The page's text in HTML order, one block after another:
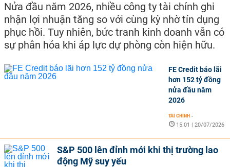
Nửa đầu năm 2026, nhiều công ty tài chính ghi
nhận lợi nhuận tăng so với cùng kỳ nhờ tín dụng
phục hồi. Tuy nhiên, bức tranh kinh doanh vẫn có
sự phân hóa khi áp lực dự phòng còn hiện hữu.
FE Credit báo lãi
hơn 152 tỷ đồng
nửa đầu năm
2026
TÀI CHÍNH -
15:01 | 20/07/2026
S&P 500 lên đỉnh mới khi thị trường lao
động Mỹ suy yếu